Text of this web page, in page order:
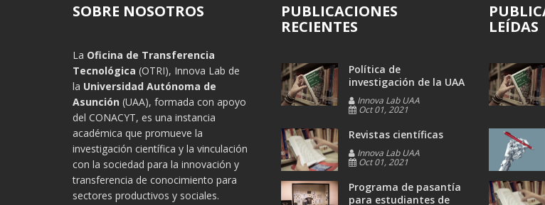
SOBRE NOSOTROS
La Oficina de Transferencia
Tecnológica (OTRI), Innova Lab de
la Universidad Autónoma de
Asunción (UAA), formada con apoyo
del CONACYT, es una instancia
académica que promueve la
investigación científica y la vinculación
con la sociedad para la innovación y
transferencia de conocimiento para
sectores productivos y sociales.
PUBLICACIONES
RECIENTES
Política de
investigación de la UAA
Innova Lab UAA
Oct 01, 2021
Revistas científicas
Innova Lab UAA
Oct 01, 2021
Programa de pasantía
para estudiantes de
LEÍDAS